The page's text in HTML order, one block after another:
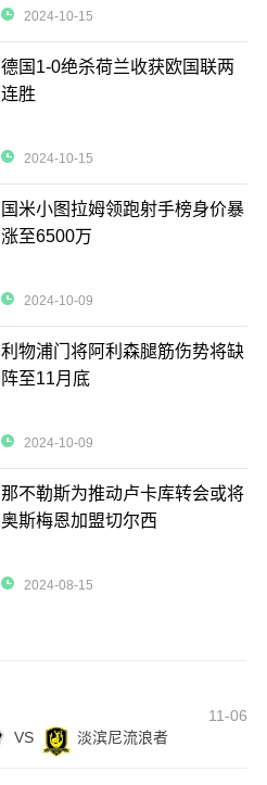
2024-10-15
德国1-0绝杀荷兰收获欧国联两
连胜
2024-10-15
国米小图拉姆领跑射手榜身价暴
涨至6500万
2024-10-09
利物浦门将阿利森腿筋伤势将缺
阵至11月底
2024-10-09
那不勒斯为推动卢卡库转会或将
奥斯梅恩加盟切尔西
2024-08-15
11-06
VS 淡滨尼流浪者